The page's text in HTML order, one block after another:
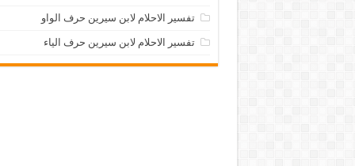
تفسير الاحلام لابن سيرين حرف الواو
تفسير الاحلام لابن سيرين حرف الياء